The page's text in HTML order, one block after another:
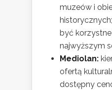
muzeów i
być
najwyższym
Mediolan:
ofertą
dostępny